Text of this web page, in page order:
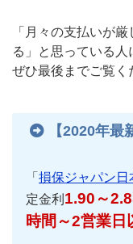
「月々の支払いが
る」と思っている人
ぜひ最後までご覧く
【2020年
「 損保ジャパン日
定金利 1.90～
時間～2営業日